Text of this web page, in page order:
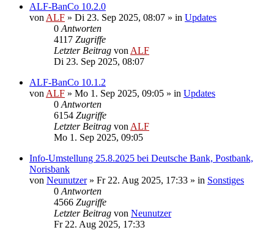
ALF-BanCo 10.2.0
von ALF » Di 23. Sep 2025, 08:07 » in Updates
0 Antworten
4117 Zugriffe
Letzter Beitrag von ALF
Di 23. Sep 2025, 08:07
ALF-BanCo 10.1.2
von ALF » Mo 1. Sep 2025, 09:05 » in Updates
0 Antworten
6154 Zugriffe
Letzter Beitrag von ALF
Mo 1. Sep 2025, 09:05
Info-Umstellung 25.8.2025 bei Deutsche Bank, Postbank,
Norisbank
von Neunutzer» Fr 22. Aug 2025, 17:33 » in Sonstiges
0 Antworten
4566 Zugriffe
Letzter Beitrag von Neunutzer
Fr 22. Aug 2025, 17:33